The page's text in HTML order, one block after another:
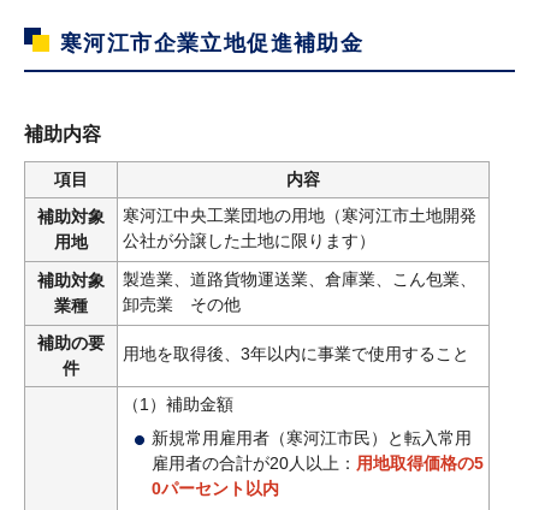
寒河江市企業立地促進補助金
補助内容
項目
内容
補助対象
用地
寒河江中央工業団地の用地（寒河江市土地開発
公社が分譲した土地に限ります）
補助対象
業種
製造業、道路貨物運送業、倉庫業、こん包業、
卸売業 その他
補助の要
件
用地を取得後、3年以内に事業で使用すること
（1）補助金額
新規常用雇用者（寒河江市民）と転入常用
雇用者の合計が20人以上： 用地取得価格の5
0パーセント以内